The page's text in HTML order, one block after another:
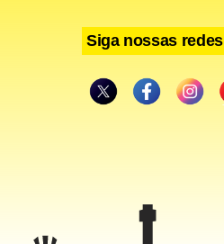
norte-
moeda
Siga nossas redes